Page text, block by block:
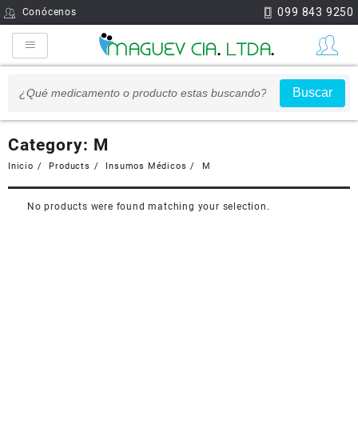
Conócenos 099 843 9250
Buscar
Category: M
Inicio Products Insumos Médicos M
No products were found matching your selection.